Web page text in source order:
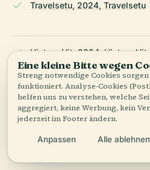
Travelsetu, 2024, Travelsetu
History Hit, 2024, History Hit
Mystic Bengal, 2024, Mystic
Goroli, 2024, Goroli
Eine kleine Bitte wegen
Streng notwendige Cookies
funktioniert. Analyse-Cookies
helfen uns zu verstehen, welche
aggregiert, keine Werbung, kein
jederzeit im Footer ändern.
Anpassen Alle ablehnen